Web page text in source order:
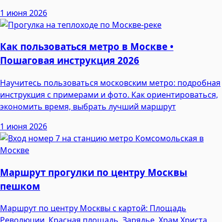
1 июня 2026
Как пользоваться метро в Москве •
Пошаговая инструкция 2026
Научитесь пользоваться московским метро: подробная
инструкция с примерами и фото. Как ориентироваться,
экономить время, выбрать лучший маршрут
1 июня 2026
Маршрут прогулки по центру Москвы
пешком
Маршрут по центру Москвы с картой: Площадь